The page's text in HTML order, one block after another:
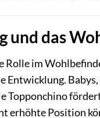
das
Rolle im
Topponchino
erhöhte Position